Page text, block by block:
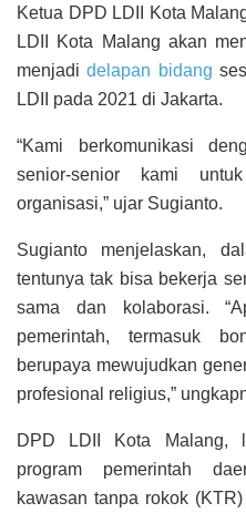
Ketua DPD LDII Kota
LDII Kota Malang akan
menjadidelapan bidang
LDII pada 2021 di Jakarta.
“Kami berkomunikasi
senior-senior kami
organisasi,” ujar Sugianto.
Sugianto menjelaskan,
tentunya tak bisa bekerja
sama dan kolaborasi.
pemerintah, termasuk
berupaya mewujudkan
profesional religius,”
DPD LDII Kota Malang,
program pemerintah
kawasan tanpa rokok